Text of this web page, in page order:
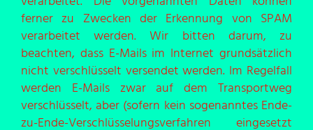
ferner zu Zwecken der Erkennung von SPAM
verarbeitet werden. Wir bitten darum, zu
beachten, dass E-Mails im Internet grundsätzlich
nicht verschlüsselt versendet werden. Im Regelfall
werden E-Mails zwar auf dem Transportweg
verschlüsselt, aber (sofern kein sogenanntes Ende-
zu-Ende-Verschlüsselungsverfahren eingesetzt